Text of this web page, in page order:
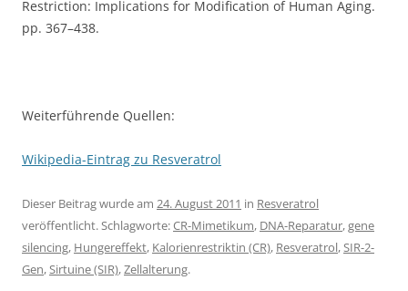
Restriction: Implications for Modification of Human Aging.
pp. 367–438.
Weiterführende Quellen:
Wikipedia-Eintrag zu Resveratrol
Dieser Beitrag wurde am 24. August 2011 in Resveratrol
veröffentlicht. Schlagworte:CR-Mimetikum, DNA-Reparatur,gene
silencing, Hungereffekt, Kalorienrestriktin (CR), Resveratrol,SIR-2-
Gen,Sirtuine (SIR),Zellalterung.